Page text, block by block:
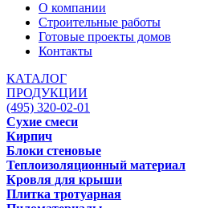
О компании
Строительные работы
Готовые проекты домов
Контакты
КАТАЛОГ
ПРОДУКЦИИ
(495) 320-02-01
Сухие смеси
Кирпич
Блоки стеновые
Теплоизоляционный материал
Кровля для крыши
Плитка тротуарная